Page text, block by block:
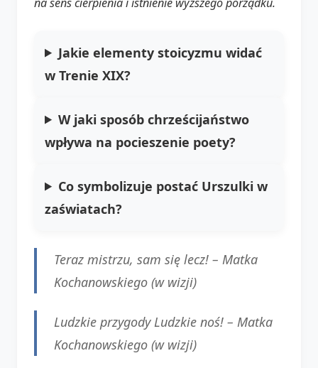
Jakie elementy stoicyzmu widać
w Trenie XIX?
W jaki sposób chrześcijaństwo
wpływa na pocieszenie poety?
Co symbolizuje postać Urszulki w
zaświatach?
Teraz mistrzu, sam się lecz! – Matka
Kochanowskiego (w wizji)
Ludzkie przygody Ludzkie noś! – Matka
Kochanowskiego (w wizji)